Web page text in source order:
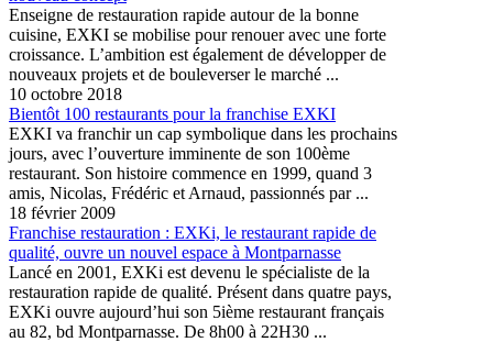
Enseigne de restauration rapide autour de la bonne
cuisine, EXKI se mobilise pour renouer avec une forte
croissance. L’ambition est également de développer de
nouveaux projets et de bouleverser le marché ...
10 octobre 2018
Bientôt 100 restaurants pour la franchise EXKI
EXKI va franchir un cap symbolique dans les prochains
jours, avec l’ouverture imminente de son 100ème
restaurant. Son histoire commence en 1999, quand 3
amis, Nicolas, Frédéric et Arnaud, passionnés par ...
18 février 2009
Franchise restauration : EXKi, le restaurant rapide de
qualité, ouvre un nouvel espace à Montparnasse
Lancé en 2001, EXKi est devenu le spécialiste de la
restauration rapide de qualité. Présent dans quatre pays,
EXKi ouvre aujourd’hui son 5ième restaurant français
au 82, bd Montparnasse. De 8h00 à 22H30 ...